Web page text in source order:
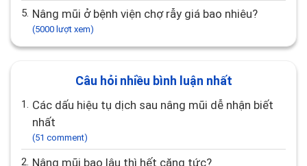
5. Nâng mũi ở bệnh viện chợ rẫy giá bao nhiêu?
(5000 lượt xem)
Câu hỏi nhiều bình luận nhất
1. Các dấu hiệu tụ dịch sau nâng mũi dễ nhận biết
nhất
(51 comment)
2. Nâng mũi bao lâu thì hết căng tức?